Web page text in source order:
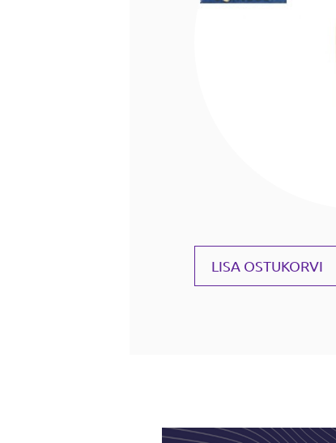
LISA OSTUKORVI